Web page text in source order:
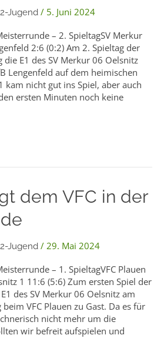
Jugend / 5. Juni 2024
– 2. SpieltagSV Merkur
2:6 (0:2) Am 2. Spieltag der
E1 des SV Merkur 06 Oelsnitz
Lengenfeld auf dem heimischen
kam nicht gut ins Spiel, aber auch
ersten Minuten noch keine
dem VFC in der
Jugend / 29. Mai 2024
– 1. SpieltagVFC Plauen
1 11:6 (5:6) Zum ersten Spiel der
des SV Merkur 06 Oelsnitz am
VFC Plauen zu Gast. Da es für
nicht mehr um die
wir befreit aufspielen und